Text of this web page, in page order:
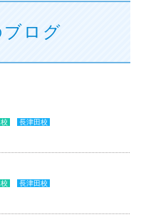
ログ
長津田校
長津田校